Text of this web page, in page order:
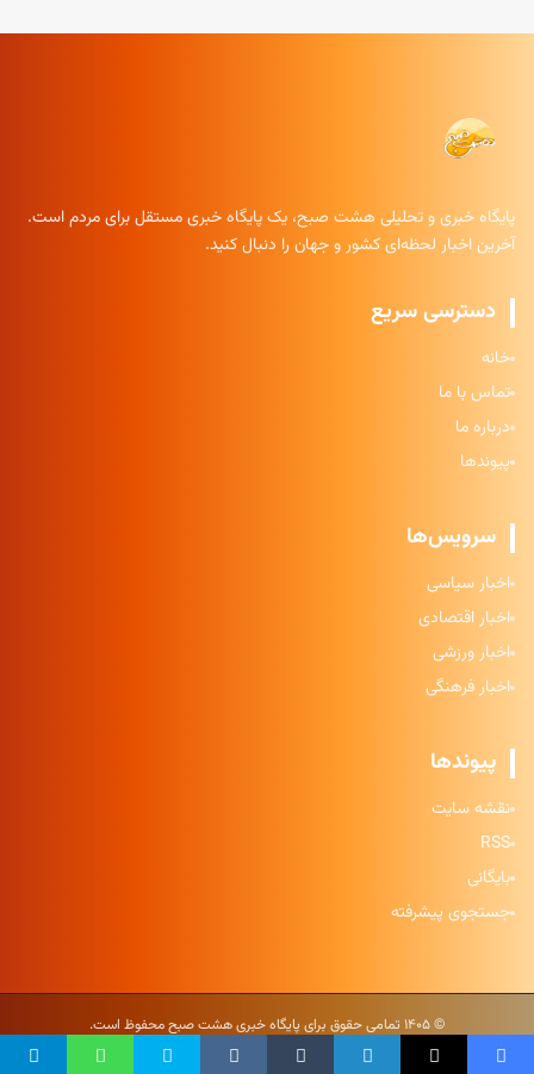
پایگاه خبری و تحلیلی هشت صبح، یک پایگاه خبری مستقل برای مردم است.
آخرین اخبار لحظه‌ای کشور و جهان را دنبال کنید.
دسترسی سریع
خانه
تماس با ما
درباره ما
پیوندها
سرویس‌ها
اخبار سیاسی
اخبار اقتصادی
اخبار ورزشی
اخبار فرهنگی
پیوندها
نقشه سایت
RSS
بایگانی
جستجوی پیشرفته
© ۱۴۰۵ تمامی حقوق برای پایگاه خبری هشت صبح محفوظ است.
حریم خصوصی|شرایط استفاده نقشه سایت